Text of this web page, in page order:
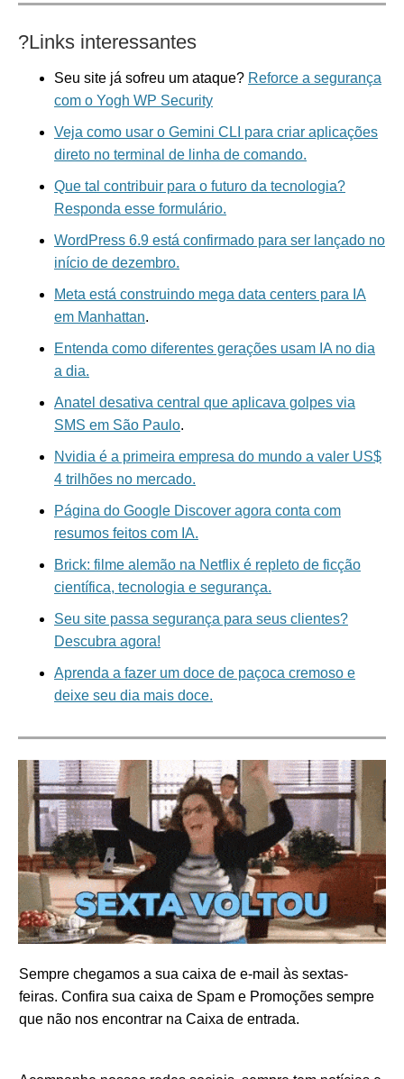
?Links interessantes
Seu site já sofreu um ataque? Reforce a segurança
com o Yogh WP Security
Veja como usar o Gemini CLI para criar aplicações
direto no terminal de linha de comando.
Que tal contribuir para o futuro da tecnologia?
Responda esse formulário.
WordPress 6.9 está confirmado para ser lançado no
início de dezembro.
Meta está construindo mega data centers para IA
em Manhattan.
Entenda como diferentes gerações usam IA no dia
a dia.
Anatel desativa central que aplicava golpes via
SMS em São Paulo.
Nvidia é a primeira empresa do mundo a valer US$
4 trilhões no mercado.
Página do Google Discover agora conta com
resumos feitos com IA.
Brick: filme alemão na Netflix é repleto de ficção
científica, tecnologia e segurança.
Seu site passa segurança para seus clientes?
Descubra agora!
Aprenda a fazer um doce de paçoca cremoso e
deixe seu dia mais doce.
Sempre chegamos a sua caixa de e-mail às sextas-
feiras. Confira sua caixa de Spam e Promoções sempre
que não nos encontrar na Caixa de entrada.